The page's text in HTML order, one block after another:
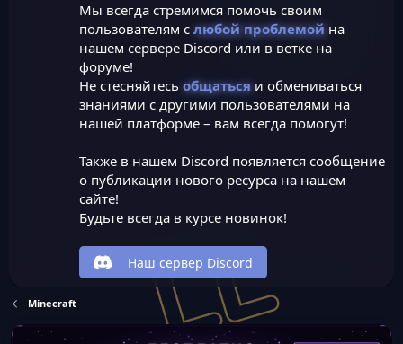
Мы всегда стремимся помочь своим
пользователям с любой проблемойна
нашем сервере Discord или в ветке на
форуме!
Не стесняйтесь общатьсяи обмениваться
знаниями с другими пользователями на
нашей платформе – вам всегда помогут!
Также в нашем Discord появляется сообщение
о публикации нового ресурса на нашем
сайте!
Будьте всегда в курсе новинок!
Наш сервер Discord
Minecraft